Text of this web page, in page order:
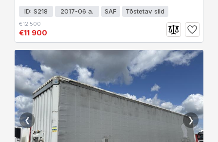
ID: S218 2017-06 a. SAF Tõstetav sild
€12 500
€11 900
❮ ❯